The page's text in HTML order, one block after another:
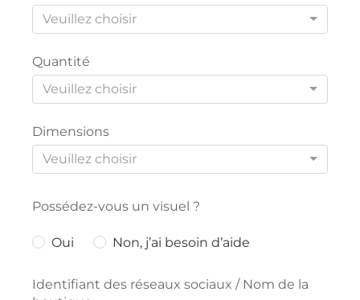
Veuillez choisir
Quantité
Veuillez choisir
Dimensions
Veuillez choisir
Possédez-vous un visuel ?
Oui Non, j’ai besoin d’aide
Identifiant des réseaux sociaux / Nom de la